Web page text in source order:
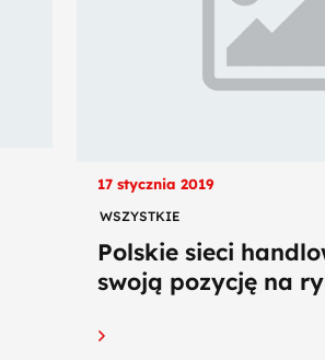
17 stycznia 2019
WSZYSTKIE
Polskie sieci
swoją pozycję na